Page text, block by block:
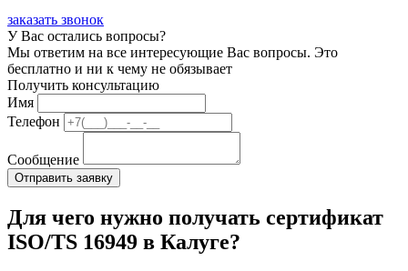
заказать звонок
У Вас остались вопросы?
Мы ответим на все интересующие Вас вопросы. Это
бесплатно и ни к чему не обязывает
Получить консультацию
Имя
Телефон
Сообщение
Для чего нужно получать сертификат
ISO/TS 16949 в Калуге?